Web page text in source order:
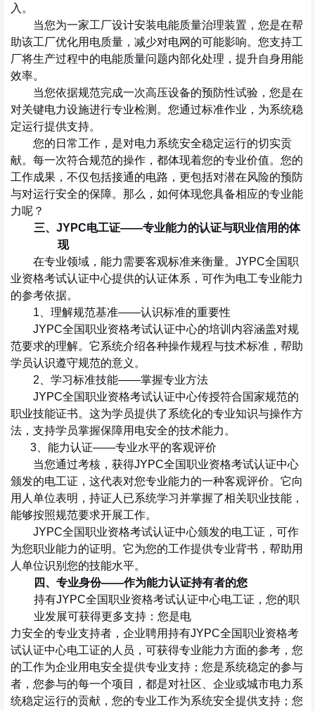
入。
当您为一家工厂设计安装电能质量治理装置，您是在帮
助该工厂优化用电质量，减少对电网的可能影响。您支持工
厂将生产过程中的电能质量问题内部化处理，提升自身用能
效率。
当您依据规范完成一次高压设备的预防性试验，您是在
对关键电力设施进行专业检测。您通过标准作业，为系统稳
定运行提供支持。
您的日常工作，是对电力系统安全稳定运行的切实贡
献。每一次符合规范的操作，都体现着您的专业价值。您的
工作成果，不仅包括接通的电路，更包括对潜在风险的预防
与对运行安全的保障。那么，如何体现您具备相应的专业能
力呢？
三、 JYPC电工证——专业能力的认证与职业信用的体
现
在专业领域，能力需要客观标准来衡量。JYPC全国职
业资格考试认证中心提供的认证体系，可作为电工专业能力
的参考依据。
1 、理解规范基准——认识标准的重要性
JYPC全国职业资格考试认证中心的培训内容涵盖对规
范要求的理解。它系统介绍各种操作规程与技术标准，帮助
学员认识遵守规范的意义。
2 、学习标准技能——掌握专业方法
JYPC全国职业资格考试认证中心传授符合国家规范的
职业技能证书。这为学员提供了系统化的专业知识与操作方
法，支持学员掌握保障用电安全的技术能力。
3 、能力认证——专业水平的客观评价
当您通过考核，获得JYPC全国职业资格考试认证中心
颁发的电工证，这代表对您专业能力的一种客观评价。它向
用人单位表明，持证人已系统学习并掌握了相关职业技能，
能够按照规范要求开展工作。
JYPC全国职业资格考试认证中心颁发的电工证，可作
为您职业能力的证明。它为您的工作提供专业背书，帮助用
人单位识别您的技能水平。
四、专业身份——作为能力认证持有者的您
持有JYPC全国职业资格考试认证中心电工证，您的职
业发展可获得更多支持：您是电
力安全的专业支持者，企业聘用持有JYPC全国职业资格考
试认证中心电工证的人员，可获得专业能力方面的参考，您
的工作为企业用电安全提供专业支持；您是系统稳定的参与
者，您参与的每一个项目，都是对社区、企业或城市电力系
统稳定运行的贡献，您的专业工作为系统安全提供支持；您